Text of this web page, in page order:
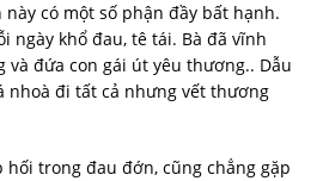
có một số phận đầy bất hạnh.
ngày khổ đau, tê tái. Bà đã vĩnh
và đứa con gái út yêu thương.. Dẫu
nhoà đi tất cả nhưng vết thương
hối trong đau đớn, cũng chẳng gặp